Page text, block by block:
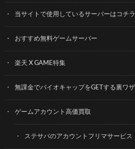
当サイトで使用しているサーバーはコチラ
おすすめ無料ゲームサーバー
楽天 X GAME特集
無課金でバイオキャップをGETする裏ワザ
ゲームアカウント高価買取
ステサバのアカウントフリマサービス